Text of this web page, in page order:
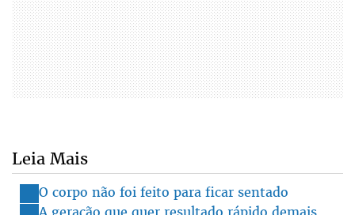
Leia Mais
O corpo não foi feito para ficar sentado